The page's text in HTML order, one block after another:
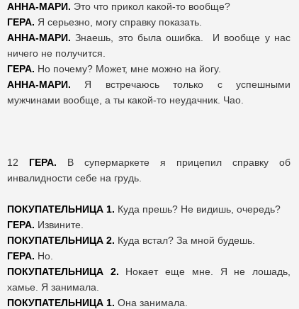
АННА-МАРИ. Это что прикол какой-то вообще?
ГЕРА. Я серьезно, могу справку показать.
АННА-МАРИ. Знаешь, это была ошибка. И вообще у нас
ничего не получится.
ГЕРА. Но почему? Может, мне можно на йогу.
АННА-МАРИ. Я встречаюсь только с успешными
мужчинами вообще, а ты какой-то неудачник. Чао.
12 ГЕРА. В супермаркете я прицепил справку об
инвалидности себе на грудь.
ПОКУПАТЕЛЬНИЦА 1. Куда прешь? Не видишь, очередь?
ГЕРА. Извините.
ПОКУПАТЕЛЬНИЦА 2. Куда встал? За мной будешь.
ГЕРА. Но.
ПОКУПАТЕЛЬНИЦА 2. Нокает еще мне. Я не лошадь,
хамье. Я занимала.
ПОКУПАТЕЛЬНИЦА 1. Она занимала.